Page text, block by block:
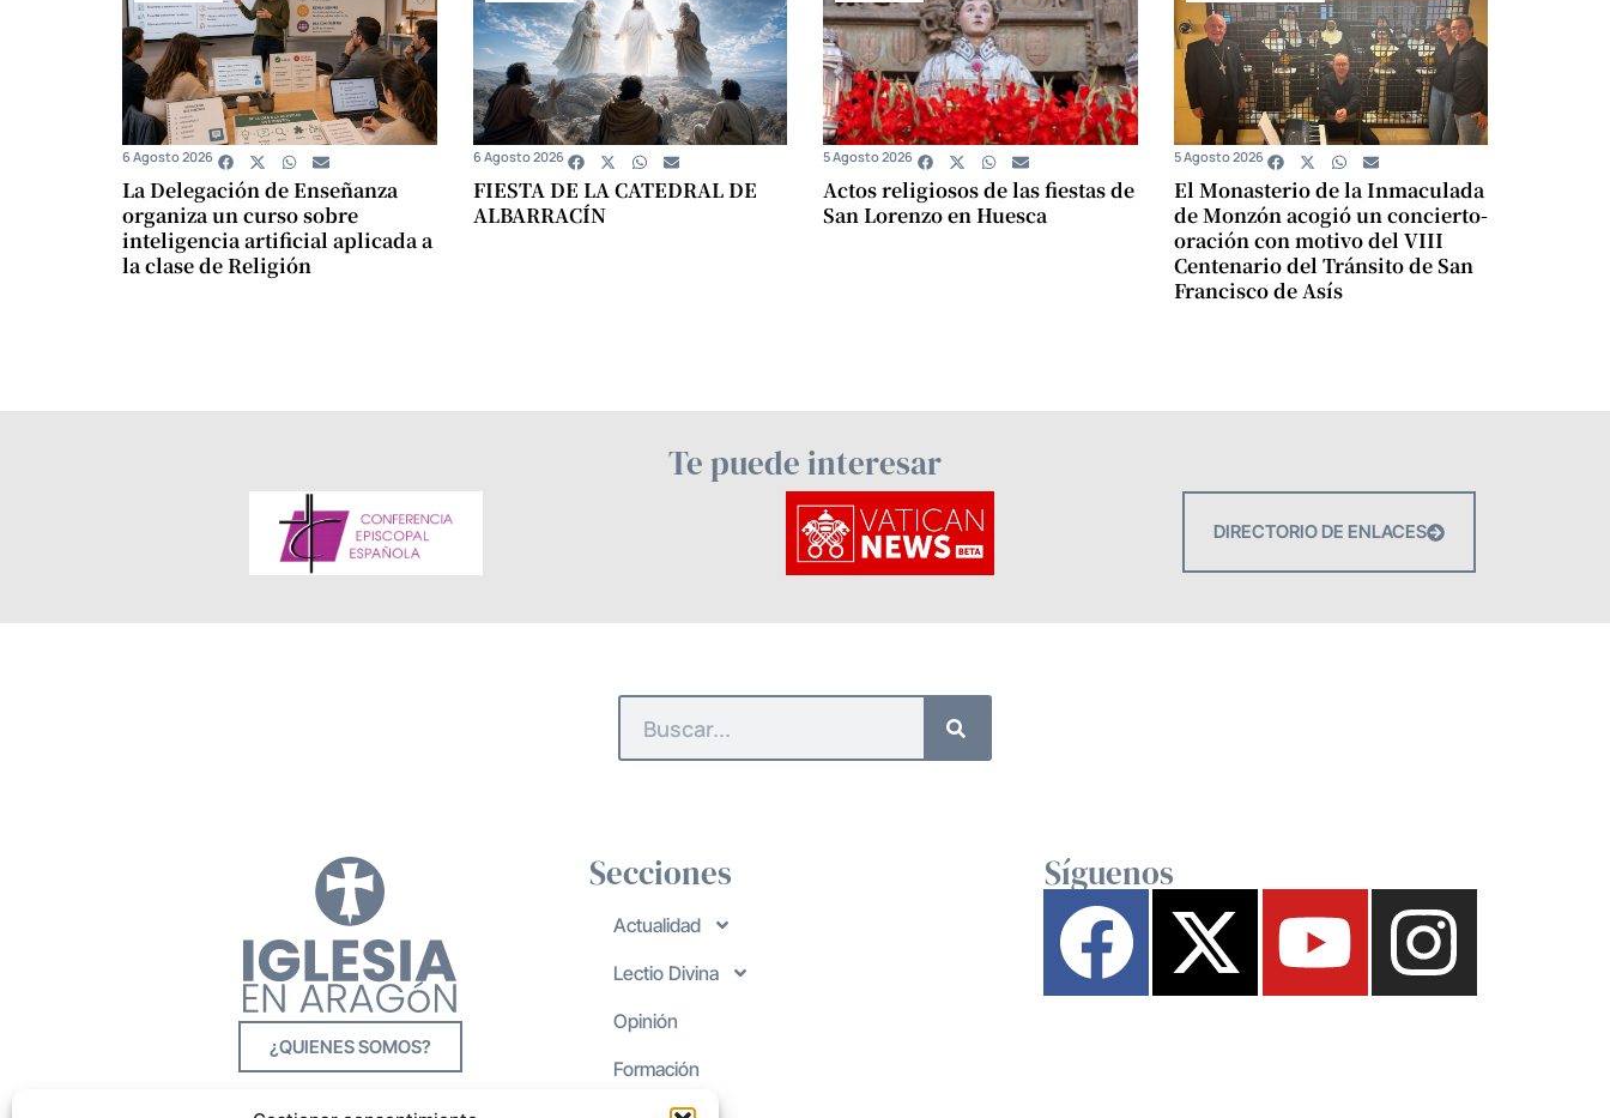
La Delegación de Enseñanza
organiza un curso sobre
inteligencia artificial aplicada a
la clase de Religión
6 Agosto 2026
FIESTA DE LA CATEDRAL DE
ALBARRACÍN
6 Agosto 2026
Actos religiosos de las fiestas de
San Lorenzo en Huesca
5 Agosto 2026
El Monasterio de la Inmaculada
de Monzón acogió un concierto-
oración con motivo del VIII
Centenario del Tránsito de San
Francisco de Asís
5 Agosto 2026
Te puede interesar
DIRECTORIO DE ENLACES
¿QUIENES SOMOS?
Secciones
Actualidad
Lectio Divina
Opinión
Formación
Síguenos